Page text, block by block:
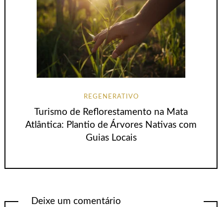
REGENERATIVO
Turismo de Reflorestamento na Mata
Atlântica: Plantio de Árvores Nativas com
Guias Locais
Deixe um comentário